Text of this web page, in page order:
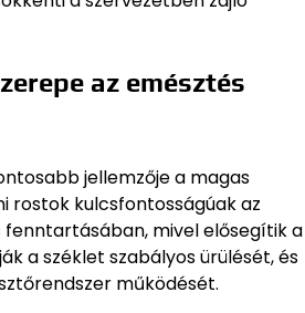
az emésztés
jellemzője a magas
rostok kulcsfontosságúak az
fenntartásában, mivel elősegítik a
a széklet szabályos ürülését, és
működését.